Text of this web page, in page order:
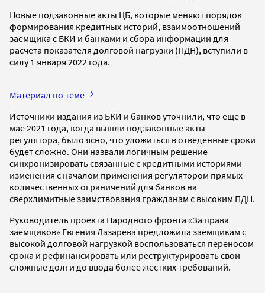
Новые подзаконные акты ЦБ, которые меняют порядок
формирования кредитных историй, взаимоотношений
заемщика с БКИ и банками и сбора информации для
расчета показателя долговой нагрузки (ПДН), вступили в
силу 1 января 2022 года.
Материал по теме
Источники издания из БКИ и банков уточнили, что еще в
мае 2021 года, когда вышли подзаконные акты
регулятора, было ясно, что уложиться в отведенные сроки
будет сложно. Они назвали логичным решение
синхронизировать связанные с кредитными историями
изменения с началом применения регулятором прямых
количественных ограничений для банков на
сверхлимитные заимствования гражданам с высоким ПДН.
Руководитель проекта Народного фронта «За права
заемщиков» Евгения Лазарева предложила заемщикам с
высокой долговой нагрузкой воспользоваться переносом
срока и рефинансировать или реструктурировать свои
сложные долги до ввода более жестких требований.